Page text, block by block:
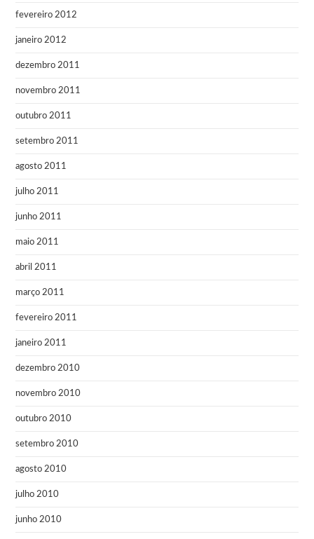
fevereiro 2012
janeiro 2012
dezembro 2011
novembro 2011
outubro 2011
setembro 2011
agosto 2011
julho 2011
junho 2011
maio 2011
abril 2011
março 2011
fevereiro 2011
janeiro 2011
dezembro 2010
novembro 2010
outubro 2010
setembro 2010
agosto 2010
julho 2010
junho 2010